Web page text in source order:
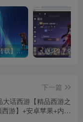
[一键安装] 【转载】原神3.4真端服务端+源码+配套客户端+详尽说明+GM工具+源码说明文件
下一篇
大话西游【精品西游之
游】+安卓苹果+内置